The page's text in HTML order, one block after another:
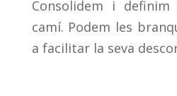
Consolidem i
camí. Podem les
a facilitar la seva